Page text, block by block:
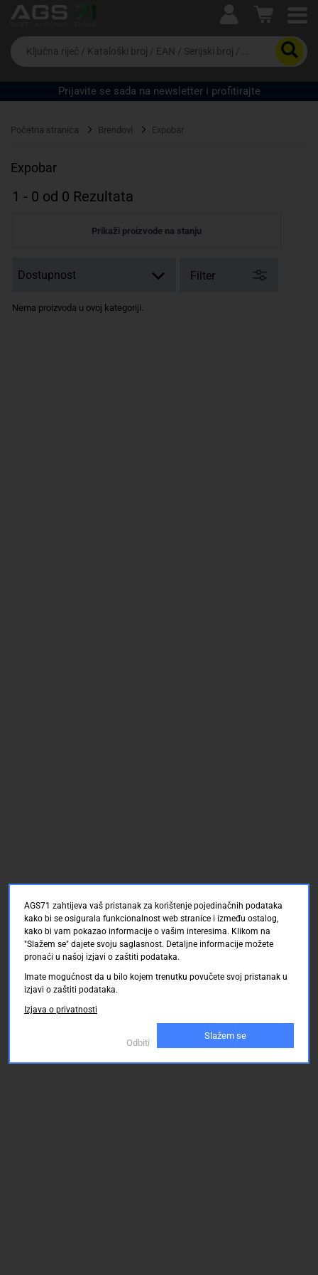
Ova postavka prilagođava asortiman proizvoda i
cijene vašim potrebama.
Da
biste
potražili
proizvod,
unesite
riječ,
EAN
serijski
Prijavite se sada na newsletter i profitirajte
Početna stranica Brendovi Expobar
Expobar
1 - 0 od 0 Rezultata
Prikaži proizvode na stanju
Filter
Nema proizvoda u ovoj kategoriji.
AGS71 zahtijeva vaš pristanak za korištenje pojedinačnih podataka
kako bi se osigurala funkcionalnost web stranice i između ostalog,
kako bi vam pokazao informacije o vašim interesima. Klikom na
"Slažem se" dajete svoju saglasnost. Detaljne informacije možete
pronaći u našoj izjavi o zaštiti podataka.
Imate mogućnost da u bilo kojem trenutku povučete svoj pristanak u
izjavi o zaštiti podataka.
Izjava o privatnosti
Odbiti
Slažem se